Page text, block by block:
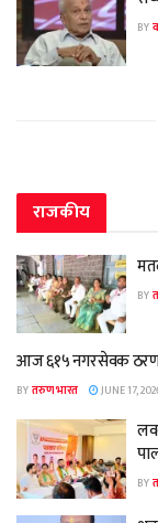
BY
राजकीय
BY
आज ६१५ नगरसेवक
BYतरुण भारत JUNE 17,
BY